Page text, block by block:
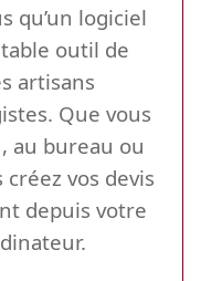
qu’un logiciel
outil de
artisans
Que vous
au bureau ou
vos devis
depuis votre